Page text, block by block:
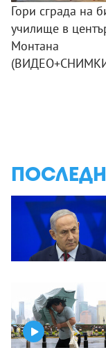
Гори сграда на
училище в
Монтана